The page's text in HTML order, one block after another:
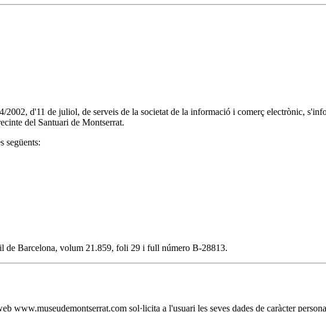
d'11 de juliol, de serveis de la societat de la informació i comerç electrònic,
del Santuari de Montserrat.
següents:
de Barcelona, volum 21.859, foli 29 i full número B-28813.
sol·licita a l'usuari les seves dades de caràcter